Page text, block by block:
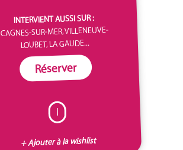
INTERVIENT AUSSI SUR :
CAGNES-SUR-MER, VILLENEUVE-
LOUBET, LA GAUDE...
Réserver
I
+ Ajouter à la wishlist